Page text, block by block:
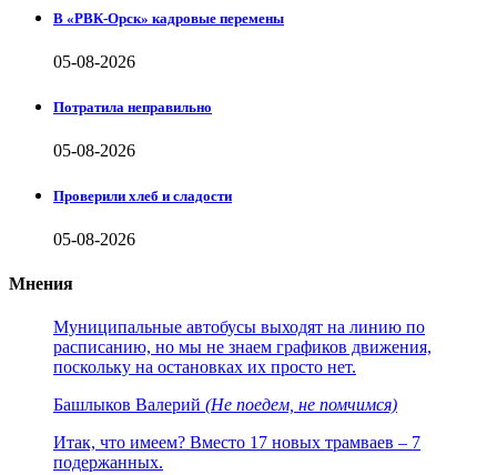
В «РВК-Орск» кадровые перемены
05-08-2026
Потратила неправильно
05-08-2026
Проверили хлеб и сладости
05-08-2026
Мнения
Муниципальные автобусы выходят на линию по
расписанию, но мы не знаем графиков движения,
поскольку на остановках их просто нет.
Башлыков Валерий (Не поедем, не помчимся)
Итак, что имеем? Вместо 17 новых трамваев – 7
подержанных.